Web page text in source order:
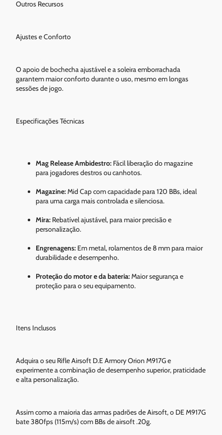
Outros Recursos
Ajustes e Conforto
O apoio de bochecha ajustável e a soleira emborrachada
garantem maior conforto durante o uso, mesmo em longas
sessões de jogo.
Especificações Técnicas
Mag Release Ambidestro: Fácil liberação do magazine
para jogadores destros ou canhotos.
Magazine:Mid Cap com capacidade para 120 BBs, ideal
para uma carga mais controlada e silenciosa.
Mira: Rebatível ajustável, para maior precisão e
personalização.
Engrenagens: Em metal, rolamentos de 8 mm para maior
durabilidade e desempenho.
Proteção do motor e da bateria:Maior segurança e
proteção para o seu equipamento.
Itens Inclusos
Adquira o seu Rifle Airsoft D.E Armory Orion M917G e
experimente a combinação de desempenho superior, praticidade
e alta personalização.
Assim como a maioria das armas padrões de Airsoft, o DE M917G
bate 380fps (115m/s) com BBs de airsoft .20g.